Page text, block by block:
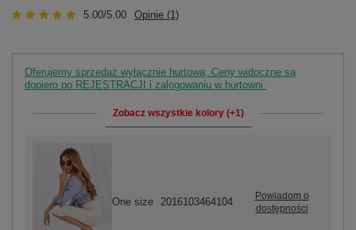
5.00/5.00 Opinie (1)
Oferujemy sprzedaż wyłącznie hurtową. Ceny widoczne są
dopiero po REJESTRACJI i zalogowaniu w hurtowni.
Zobacz wszystkie kolory (+1)
One size 2016103464104
Powiadom o
dostępności